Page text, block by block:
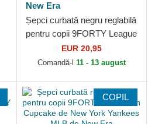
New Era
Șepci curbată negru reglabilă
pentru copii 9FORTY League
Essential de New York
Yankees MLB de New...
EUR 20,95
Comandă-l 11 - 13 august
COPIL